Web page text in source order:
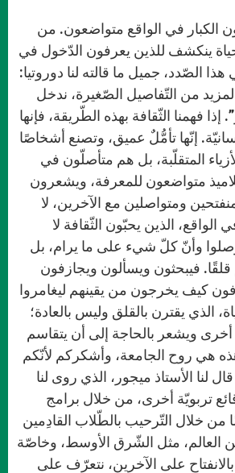
الكبار في الواقع متواضعون. من
ينكشف للذين يعرفون الدّخول في
الصّدد، جميل ما قالته لنا دوروتيا:
من التّفاصيل الصّغيرة، ندخل
فهمنا الثّقافة بهذه الطّريقة، فإنها
إنّها تأمُّلٌ عميق، وتصنع أشخاصًا
المتقلّبة، بل هم متأصلّون في
متواضعون للمعرفة، ويشعرون
ومتواصلين مع الآخرين، لا
الذين يحبّون الثّقافة لا
وأنّ كلّ شيء على ما يرام، بل
فيبحثون ويسألون ويجازفون
كيف يخرجون من يقينهم ليغامروا
الذي يقترن بالقلق وليس بالعادة؛
ويشعر بالحاجة إلى أن يتقاسم
هي روح الجامعة، وأشكركم لأنّكم
لنا الأستاذ ميجور، الذي روى لنا
تربويّة أخرى، من خلال برامج
خلال التّرحيب بالطّلاب القادِمين
مثل الشّرق الأوسط، وخاصّة
على الآخرين، نتعرّف على